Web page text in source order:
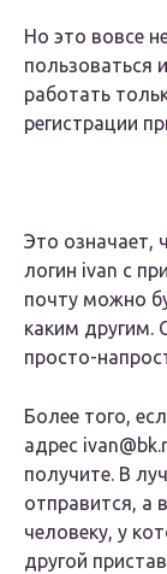
Но это вовсе
пользоваться
работать
регистрации
Это означает,
логин ivan с
почту можно
каким другим.
просто-
Более того,
адрес
получите. В
отправится, а
человеку, у
другой